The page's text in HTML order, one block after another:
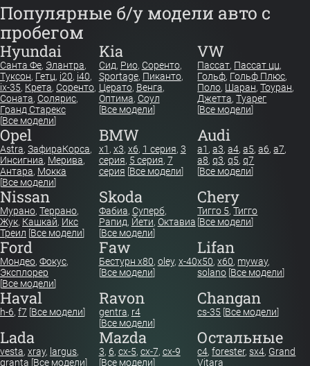
Популярные б/у модели авто с
пробегом
Hyundai
Санта Фе, Элантра,
Туксон, Гетц, i20, i40,
ix-35, Крета, Соренто,
Соната, Солярис,
Гранд Старекс
[Все модели]
Kia
Сид, Рио, Соренто,
Sportage, Пиканто,
Церато, Венга,
Оптима, Соул
[Все модели]
VW
Пассат, Пассат цц,
Гольф, Гольф Плюс,
Поло, Шаран,Тоуран,
Джетта,Туарег
[Все модели]
Opel
Astra, ЗафираКорса,
Инсигниа, Мерива,
Антара, Мокка
[Все модели]
BMW
x1 , x3, x6, 1 серия, 3
серия, 5 серия, 7
серия [Все модели]
Audi
a1 ,a3,a4,a5,a6,a7,
a8,q3,q5,q7
[Все модели]
Nissan
Мурано, Террано,
Жук, Кашкай, Икс
Треил [Все модели]
Skoda
Фабиа, Суперб,
Рапид, Йети, Октавиа
[Все модели]
Chery
Тигго 5,Тигго
[Все модели]
Ford
Мондео, Фокус,
Эксплорер
[Все модели]
Faw
Бестурн х80, oley, x-40
[Все модели]
Lifan
x50,x60, myway,
solano [Все модели]
Haval
h-6, f7 [Все модели]
Ravon
gentra, r4
[Все модели]
Changan
cs-35 [Все модели]
Lada
vesta, xray, largus,
granta [Все модели]
Mazda
3, 6, cx-5, cx-7, cx-9
[Все модели]
Остальные
c4,forester,sx4, Grand
Vitara